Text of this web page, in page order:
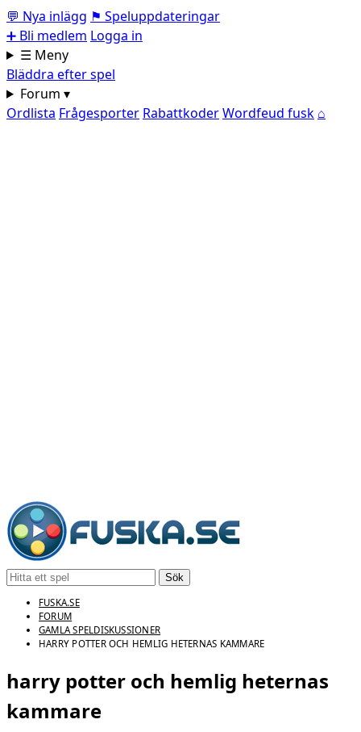
💬 Nya inlägg ⚑ Speluppdateringar
➕ Bli medlem Logga in
☰ Meny
Bläddra efter spel
Forum ▾
Ordlista Frågesporter RabattkoderWordfeud fusk ⌂
Sök
FUSKA.SE
FORUM
GAMLA SPELDISKUSSIONER
HARRY POTTER OCH HEMLIG HETERNAS KAMMARE
harry potter och hemlig heternas
kammare